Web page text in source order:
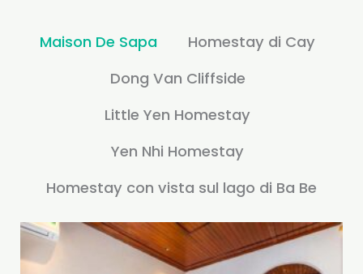
Maison De Sapa
Homestay di Cay
Dong Van Cliffside
Little Yen Homestay
Yen Nhi Homestay
Homestay con vista sul lago di Ba Be